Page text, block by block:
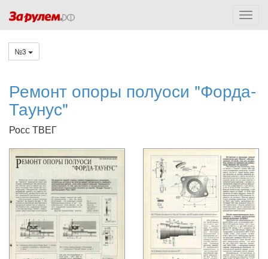
№3
Ремонт опоры полуоси "Форда-
Таунус"
Росс ТВЕГ